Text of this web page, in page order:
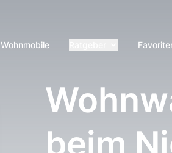
Wohnmobile
beim